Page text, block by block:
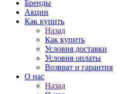
Бренды
Акции
Как купить
Назад
Как купить
Условия доставки
Условия оплаты
Возврат и гарантия
О нас
Назад